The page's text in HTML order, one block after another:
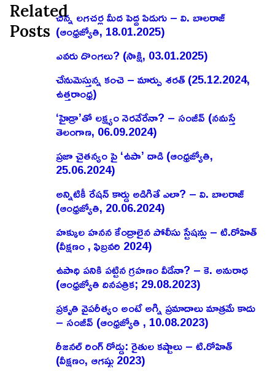
Related
Posts
చిన్న లగచర్ల మీద పెద్ద పిడుగు – వి. బాలరాజ్‌
(ఆంధ్రజ్యోతి, 18.01.2025)
ఎవరు దొంగలు? (సాక్షి, 03.01.2025)
చేనుమెస్తున్న కంచె – మార్పు శరత్ (25.12.2024,
ఉత్తరాంధ్ర)
‘హైడ్రా’తో లక్ష్యం నెరవేరేనా? – సంజీవ్ (నమస్తే
తెలంగాణ, 06.09.2024)
ప్రజా చైతన్యం పై ‘ఉపా’ దాడి (ఆంధ్రజ్యోతి,
25.06.2024)
అన్నిటికీ రేషన్ కార్డు అడిగితే ఎలా? – వి. బాలరాజ్‌
(ఆంధ్రజ్యోతి, 20.06.2024)
హక్కుల హనన కేంద్రాలైన పోలీసు స్టేషన్లు – టి.రోహిత్
(వీక్షణం , ఫిబ్రవరి 2024)
ఉపాధి పనికి పట్టిన గ్రహణం వీడేనా? – కె. అనురాధ
(ఆంధ్రజ్యోతి దినపత్రిక; 29.08.2023)
ప్రకృతి వైపరీత్యం అంటే అగ్ని ప్రమాదాలు మాత్రమే కాదు
– సంజీవ్ (ఆంధ్రజ్యోతి , 10.08.2023)
రీజనల్ రింగ్ రోడ్డు: రైతుల కష్టాలు – టి.రోహిత్
(వీక్షణం, ఆగష్టు 2023)